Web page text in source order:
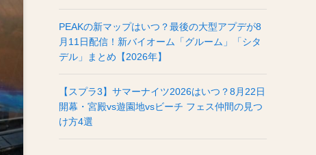
PEAKの新マップはいつ？最後の大型アプデが8
月11日配信！新バイオーム「グルーム」「シタ
デル」まとめ【2026年】
【スプラ3】サマーナイツ2026はいつ？8月22日
開幕・宮殿vs遊園地vsビーチ フェス仲間の見つ
け方4選